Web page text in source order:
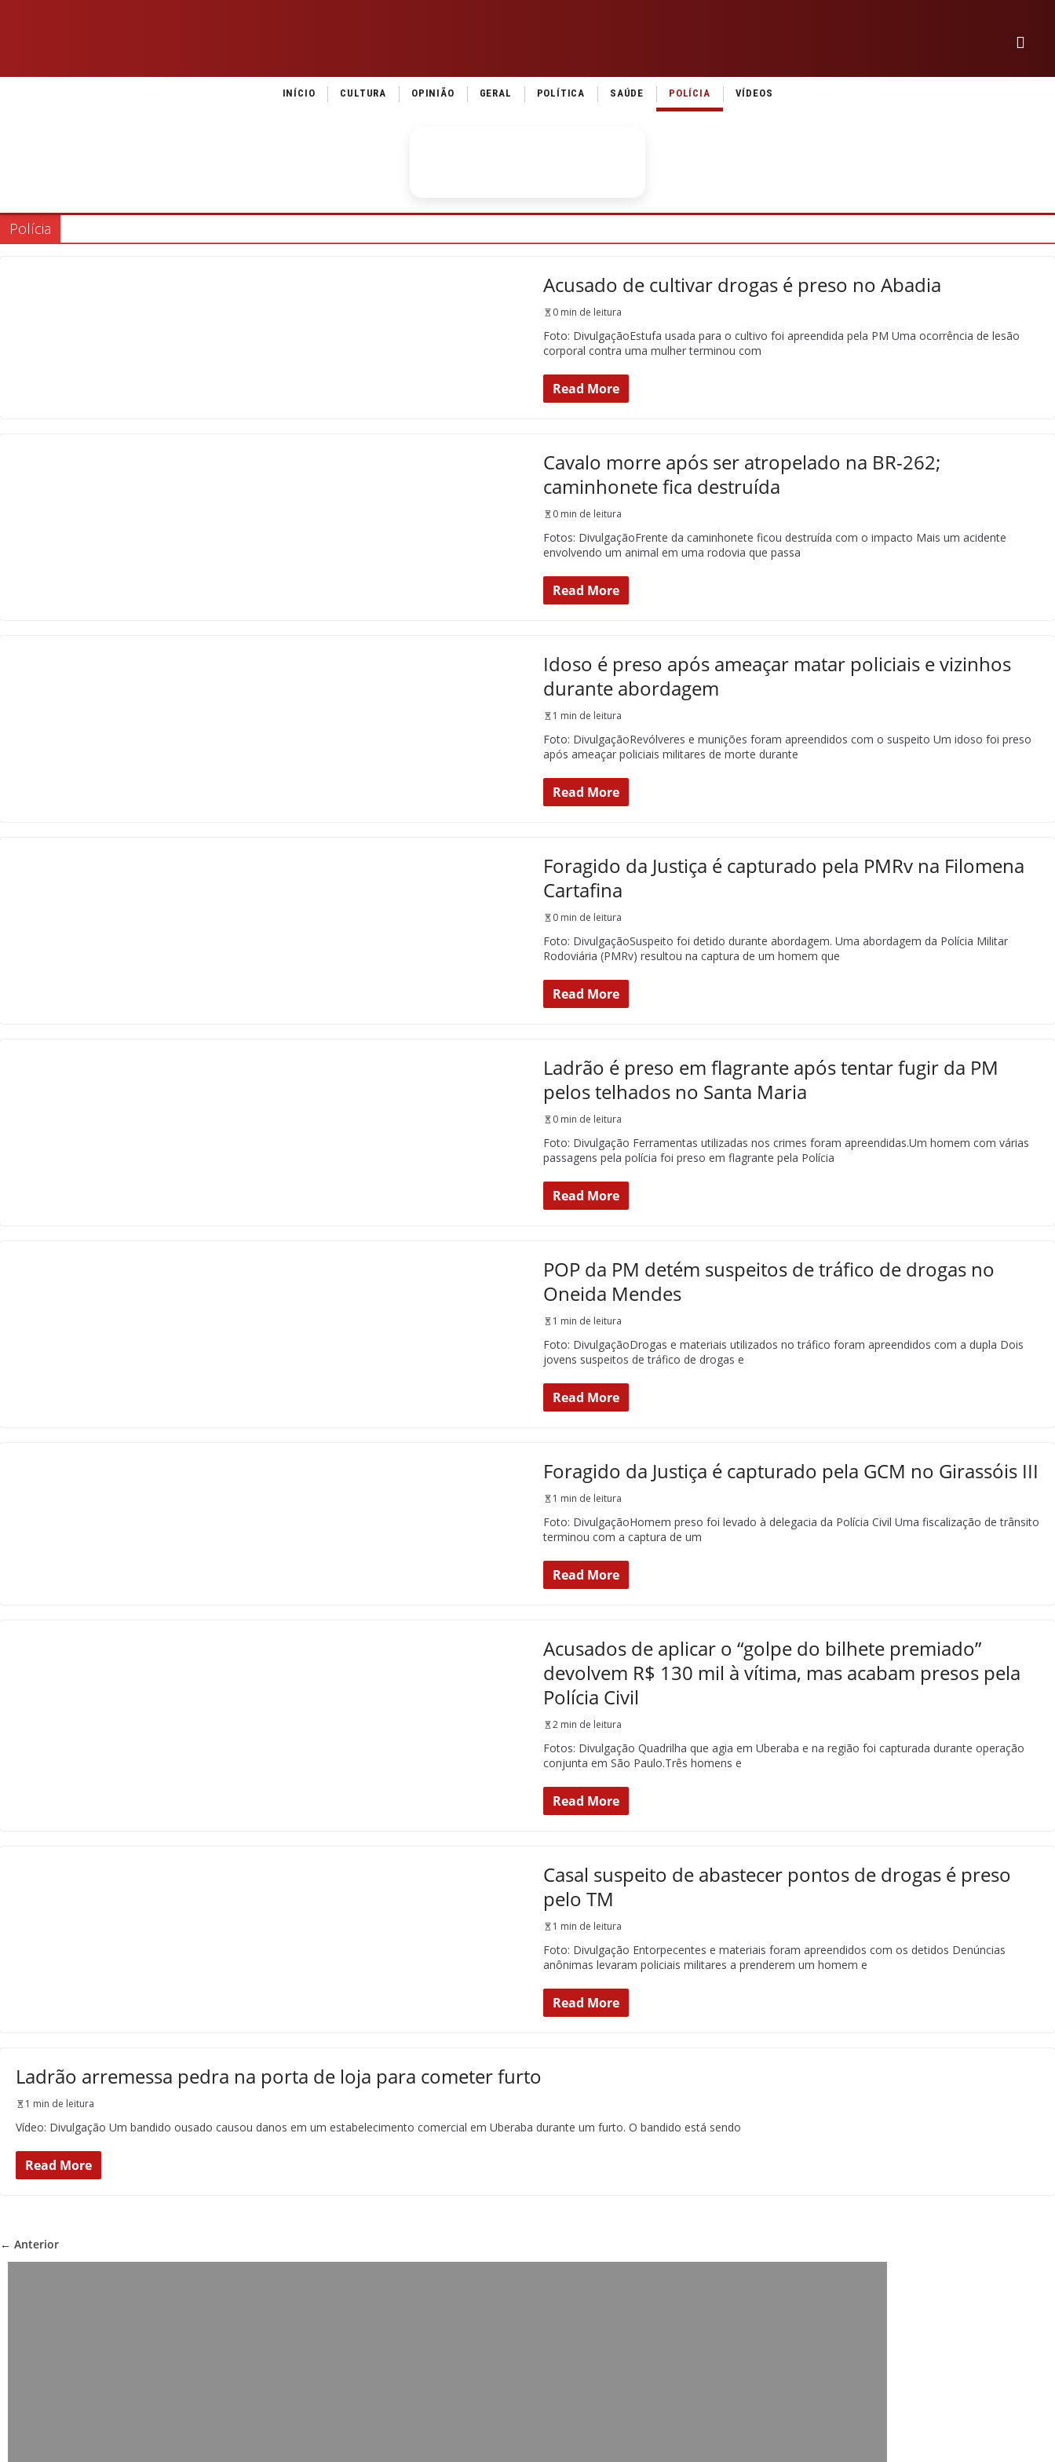
INÍCIO CULTURA OPINIÃO GERAL POLÍTICA SAÚDE POLÍCIA VÍDEOS
Polícia
Acusado de cultivar drogas é preso no Abadia
0 min de leitura
Foto: DivulgaçãoEstufa usada para o cultivo foi apreendida pela PM Uma ocorrência de lesão
corporal contra uma mulher terminou com
Read More
Cavalo morre após ser atropelado na BR-262;
caminhonete fica destruída
0 min de leitura
Fotos: DivulgaçãoFrente da caminhonete ficou destruída com o impacto Mais um acidente
envolvendo um animal em uma rodovia que passa
Read More
Idoso é preso após ameaçar matar policiais e vizinhos
durante abordagem
1 min de leitura
Foto: DivulgaçãoRevólveres e munições foram apreendidos com o suspeito Um idoso foi preso
após ameaçar policiais militares de morte durante
Read More
Foragido da Justiça é capturado pela PMRv na Filomena
Cartafina
0 min de leitura
Foto: DivulgaçãoSuspeito foi detido durante abordagem. Uma abordagem da Polícia Militar
Rodoviária (PMRv) resultou na captura de um homem que
Read More
Ladrão é preso em flagrante após tentar fugir da PM
pelos telhados no Santa Maria
0 min de leitura
Foto: Divulgação Ferramentas utilizadas nos crimes foram apreendidas.Um homem com várias
passagens pela polícia foi preso em flagrante pela Polícia
Read More
POP da PM detém suspeitos de tráfico de drogas no
Oneida Mendes
1 min de leitura
Foto: DivulgaçãoDrogas e materiais utilizados no tráfico foram apreendidos com a dupla Dois
jovens suspeitos de tráfico de drogas e
Read More
Foragido da Justiça é capturado pela GCM no Girassóis III
1 min de leitura
Foto: DivulgaçãoHomem preso foi levado à delegacia da Polícia Civil Uma fiscalização de trânsito
terminou com a captura de um
Read More
Acusados de aplicar o “golpe do bilhete premiado”
devolvem R$ 130 mil à vítima, mas acabam presos pela
Polícia Civil
2 min de leitura
Fotos: Divulgação Quadrilha que agia em Uberaba e na região foi capturada durante operação
conjunta em São Paulo.Três homens e
Read More
Casal suspeito de abastecer pontos de drogas é preso
pelo TM
1 min de leitura
Foto: Divulgação Entorpecentes e materiais foram apreendidos com os detidos Denúncias
anônimas levaram policiais militares a prenderem um homem e
Read More
Ladrão arremessa pedra na porta de loja para cometer furto
1 min de leitura
Vídeo: Divulgação Um bandido ousado causou danos em um estabelecimento comercial em Uberaba durante um furto. O bandido está sendo
Read More
← Anterior